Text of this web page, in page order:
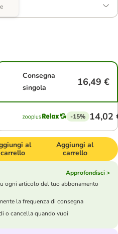
Consegna
singola
16,49 €
-15% 14,02
al
carrello
Aggiungi al
carrello
Approfondisci >
ogni articolo del tuo abbonamento
la frequenza di consegna
o cancella quando vuoi